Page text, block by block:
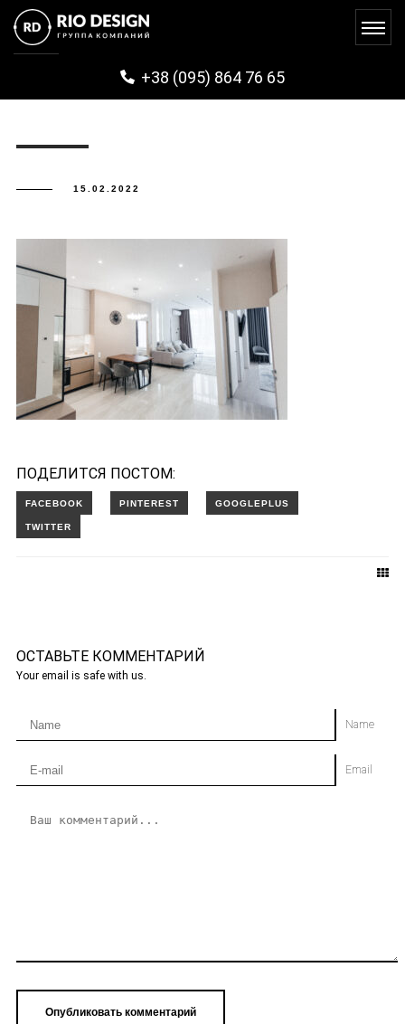
+38 (095) 864 76 65
IMG_0714
15.02.2022
ПОДЕЛИТСЯ ПОСТОМ:
ОСТАВЬТЕ КОММЕНТАРИЙ
Your email is safe with us.
Name
Email